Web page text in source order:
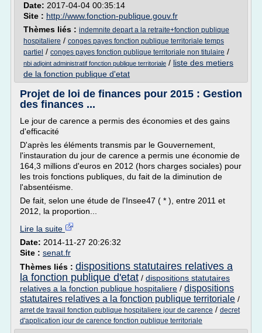
Date: 2017-04-04 00:35:14
Site : http://www.fonction-publique.gouv.fr
Thèmes liés : indemnite depart a la retraite+fonction publique
hospitaliere / conges payes fonction publique territoriale temps
partiel / conges payes fonction publique territoriale non titulaire /
nbi adjoint administratif fonction publique territoriale / liste des metiers
de la fonction publique d'etat
Projet de loi de finances pour 2015 : Gestion
des finances ...
Le jour de carence a permis des économies et des gains
d'efficacité
D'après les éléments transmis par le Gouvernement,
l'instauration du jour de carence a permis une économie de
164,3 millions d'euros en 2012 (hors charges sociales) pour
les trois fonctions publiques, du fait de la diminution de
l'absentéisme.
De fait, selon une étude de l'Insee47 ( * ), entre 2011 et
2012, la proportion...
Lire la suite
Date: 2014-11-27 20:26:32
Site : senat.fr
Thèmes liés : dispositions statutaires relatives a
la fonction publique d'etat / dispositions statutaires
relatives a la fonction publique hospitaliere / dispositions
statutaires relatives a la fonction publique territoriale /
arret de travail fonction publique hospitaliere jour de carence / decret
d'application jour de carence fonction publique territoriale